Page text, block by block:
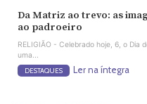
Da Matriz ao trevo: as
ao padroeiro
RELIGIÃO - Celebrado hoje, 6, o Dia
uma...
DESTAQUES Ler na íntegra